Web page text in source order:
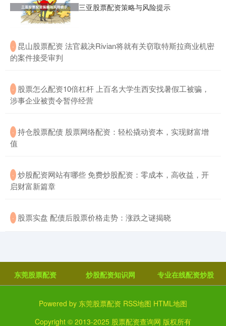
三亚股票配资策略与风险提示
· ​昆山股票配资 法官裁决Rivian将就有关窃取特斯拉商业机密
的案件接受审判
· ​股票怎么配资10倍杠杆 上百名大学生西安找暑假工被骗，
涉事企业被责令暂停经营
· ​持仓股票配债 股票网络配资：轻松撬动资本，实现财富增
值
· ​炒股配资网站有哪些 免费炒股配资：零成本，高收益，开
启财富新篇章
· ​股票实盘 配债后股票价格走势：涨跌之谜揭晓
东莞股票配资 炒股配资知识网 专业在线配资炒股
Powered by 东莞股票配资 RSS地图 HTML地图
Copyright © 2013-2025 股票配资查询网 版权所有